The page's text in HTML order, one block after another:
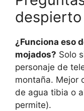
¿Funciona eso
mojados? Solo
personaje de
montaña. Mejor
de agua tibia o
permite).